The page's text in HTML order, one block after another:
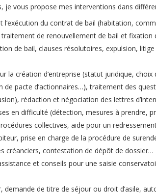
vous propose mes interventions dans
l’exécution du contrat de bail (habitation,
de renouvellement de bail et
de bail, clauses résolutoires, expulsion,
la création d’entreprise (statut juridique,
pacte d’actionnaires…), traitement des
rédaction et négociation des lettres
en difficulté (détection, mesures à prendre,
collectives, aide pour un
prise en charge de la procédure de
créanciers, contestation de dépôt de dossier…
et conseils pour une saisie
demande de titre de séjour ou droit d’asile,